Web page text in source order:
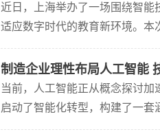
近日，上海举办了一场围绕智能
适应数字时代的教育新环境。本
能正在深刻改变传统教学形式，
制造企业理性布局人工智能
当前，人工智能正从概念探讨
启动了智能化转型，构建了一套
的元素周期表勾勒出企业的技